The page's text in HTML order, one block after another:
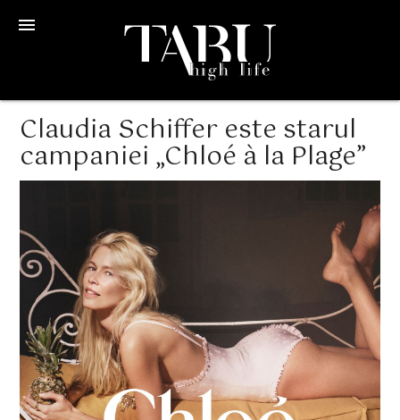
menu
Claudia Schiffer este starul
campaniei „Chloé à la Plage”